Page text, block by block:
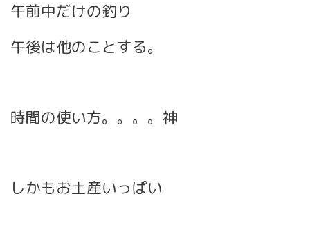
午前中だけの釣り
午後は他のことする。
時間の使い方。。。。神
しかもお土産いっぱい